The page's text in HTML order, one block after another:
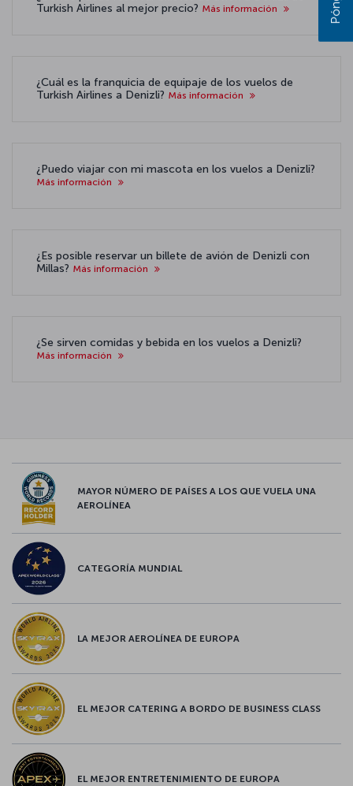
Turkish Airlines al mejor precio? Más información
¿Cuál es la franquicia de equipaje de los vuelos de
Turkish Airlines a Denizli? Más información
¿Puedo viajar con mi mascota en los vuelos a Denizli?
Más información
¿Es posible reservar un billete de avión de Denizli con
Millas? Más información
¿Se sirven comidas y bebida en los vuelos a Denizli?
Más información
MAYOR NÚMERO DE PAÍSES A LOS QUE VUELA UNA
AEROLÍNEA
CATEGORÍA MUNDIAL
LA MEJOR AEROLÍNEA DE EUROPA
EL MEJOR CATERING A BORDO DE BUSINESS CLASS
EL MEJOR ENTRETENIMIENTO DE EUROPA